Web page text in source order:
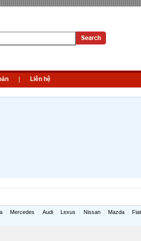
Liên hệ
Mercedes Audi Lexus Nissan Mazda